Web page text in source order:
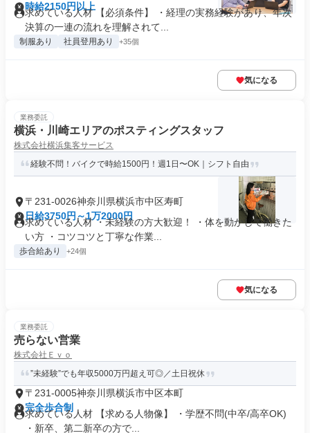
時給2150円以上
求めている人材 【必須条件】 ・経理の実務経験があり、年次
決算の一連の流れを理解されて...
制服あり 社員登用あり +35個
気になる
業務委託
横浜・川崎エリアのポスティングスタッフ
株式会社横浜集客サービス
経験不問！バイクで時給1500円！週1日〜OK｜シフト自由
〒231-0026神奈川県横浜市中区寿町
日給3750円～1万2000円
求めている人材 ・未経験の方大歓迎！ ・体を動かして働きた
い方 ・コツコツと丁寧な作業...
歩合給あり +24個
気になる
業務委託
売らない営業
株式会社Ｅｖｏ
”未経験”でも年収5000万円超え可◎／土日祝休
〒231-0005神奈川県横浜市中区本町
完全歩合制
求めている人材 【求める人物像】 ・学歴不問(中卒/高卒OK)
・新卒、第二新卒の方で...